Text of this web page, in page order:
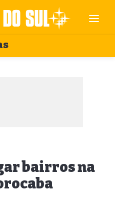
bairros na